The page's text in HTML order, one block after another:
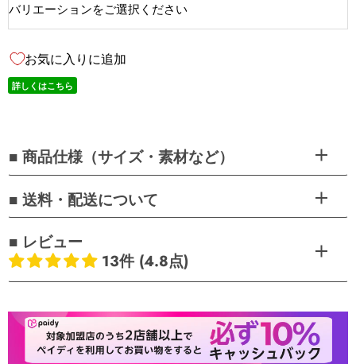
バリエーションをご選択ください
お気に入りに追加
詳しくはこちら
■ 商品仕様（サイズ・素材など）
■ 送料・配送について
■ レビュー
13件 (4.8点)
お客様のレビュー
5つ星中4.77つ星
レビュー数 13 件